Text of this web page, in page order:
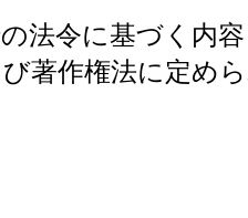
法令に基づく内
著作権法に定め